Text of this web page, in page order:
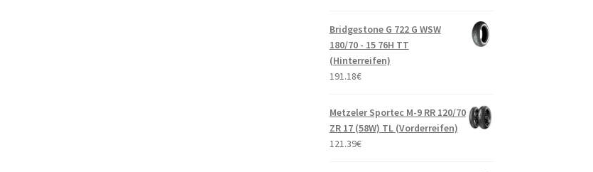
Bridgestone G 722 G WSW
180/70 - 15 76H TT
(Hinterreifen)
191.18€
Metzeler Sportec M-9 RR 120/70
ZR 17 (58W) TL (Vorderreifen)
121.39€